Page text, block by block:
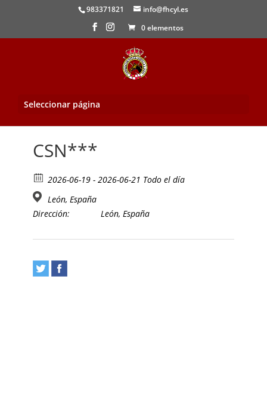
983371821
info@fhcyl.es
0 elementos
Seleccionar página
CSN***
2026-06-19 - 2026-06-21 Todo el día
León, España
Dirección:
León, España